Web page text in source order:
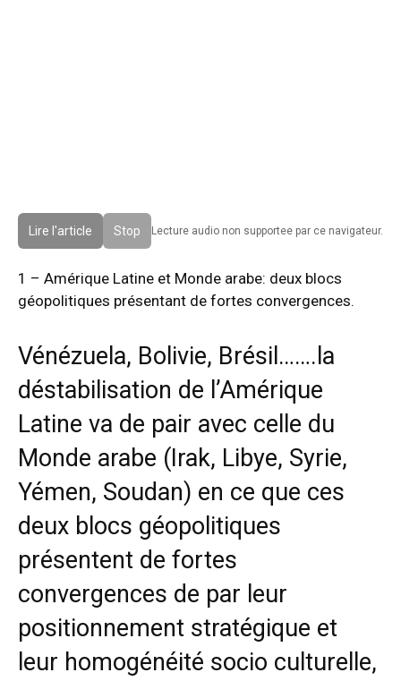
Lire l'article Stop Lecture audio non supportee par ce navigateur.
1 – Amérique Latine et Monde arabe: deux blocs
géopolitiques présentant de fortes convergences.
Vénézuela, Bolivie, Brésil…….la
déstabilisation de l’Amérique
Latine va de pair avec celle du
Monde arabe (Irak, Libye, Syrie,
Yémen, Soudan) en ce que ces
deux blocs géopolitiques
présentent de fortes
convergences de par leur
positionnement stratégique et
leur homogénéité socio culturelle,